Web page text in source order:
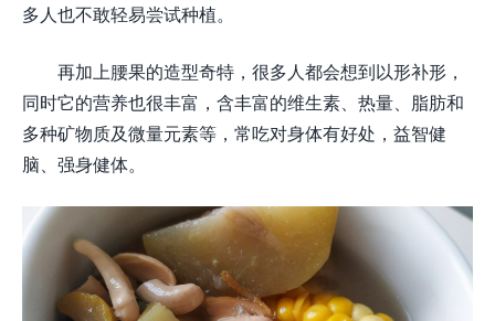
多人也不敢轻易尝试种植。
再加上腰果的造型奇特，很多人都会想到以形补形，
同时它的营养也很丰富，含丰富的维生素、热量、脂肪和
多种矿物质及微量元素等，常吃对身体有好处，益智健
脑、强身健体。